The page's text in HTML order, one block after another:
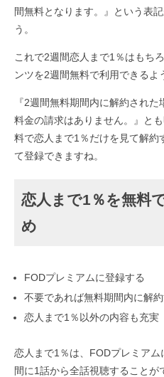
間無料となります。』という表
う。
これで2週間恋人まで1％はもち
ンツを2週間無料で利用できるよ
『2週間無料期間内に解約され
料金の請求はありません。』と
料で恋人まで1％だけを見て解約
て登録できますね。
恋人まで1％を無料
め
FODプレミアムに登録する
不要であれば無料期間内に解
恋人まで1％以外の内容も充実
恋人まで1％は、FODプレミア
間に1話から全話視聴することが